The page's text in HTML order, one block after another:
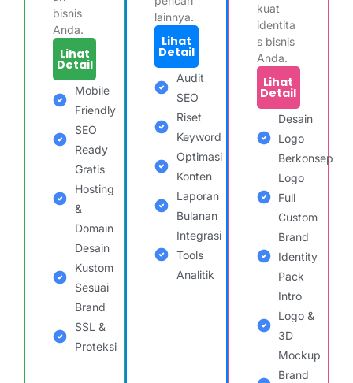
bisnis
Anda.
Lihat
Detail
Mobile
Friendly
SEO
Ready
Gratis
Hosting
&
Domain
Desain
Kustom
Sesuai
Brand
SSL &
Proteksi
lainnya.
Lihat
Detail
Audit
SEO
Riset
Keyword
Optimasi
Konten
Laporan
Bulanan
Integrasi
Tools
Analitik
kuat
identita
s bisnis
Anda.
Lihat
Detail
Desain
Logo
Berkonsep
Logo
Full
Custom
Brand
Identity
Pack
Intro
Logo &
3D
Mockup
Brand